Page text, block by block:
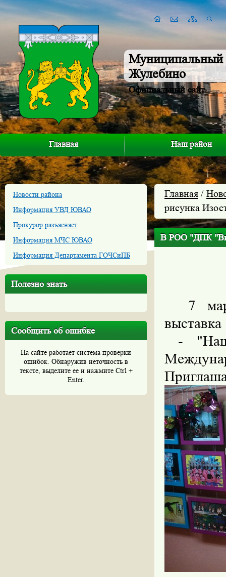
Муниципальный
Жулебино
Официальный сайт
Главная Наш район
Новости района
Информация УВД ЮВАО
Прокурор разъясняет
Информация МЧС ЮВАО
Информация Департамента ГОЧСиПБ
Полезно знать
Сообщить об ошибке
На сайте работает система проверки
ошибок. Обнаружив неточность в
тексте, выделите ее и нажмите Ctrl +
Enter.
Главная /
рисунка
В РОО "ДПК
7
-